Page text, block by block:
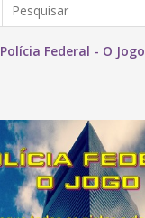
Polícia Federal - O Jogo